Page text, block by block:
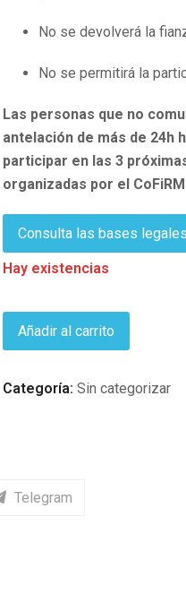
No se devolverá la
No se permitirá la
Las personas que no
antelación de más de 24h
participar en las 3
organizadas por el
Consulta las bases
Hay existencias
Simulacro
de
OPE
cantidad
Añadir al carrito
Categoría: Sin categorizar
Telegram